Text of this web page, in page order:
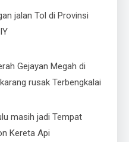
jalan Tol di Provinsi
Gejayan Megah di
rusak Terbengkalai
masih jadi Tempat
Kereta Api